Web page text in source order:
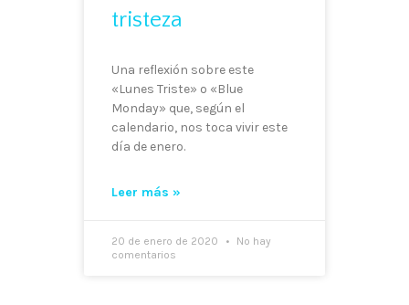
tristeza
Una reflexión sobre este
«Lunes Triste» o «Blue
Monday» que, según el
calendario, nos toca vivir este
día de enero.
Leer más »
20 de enero de 2020
No hay
comentarios